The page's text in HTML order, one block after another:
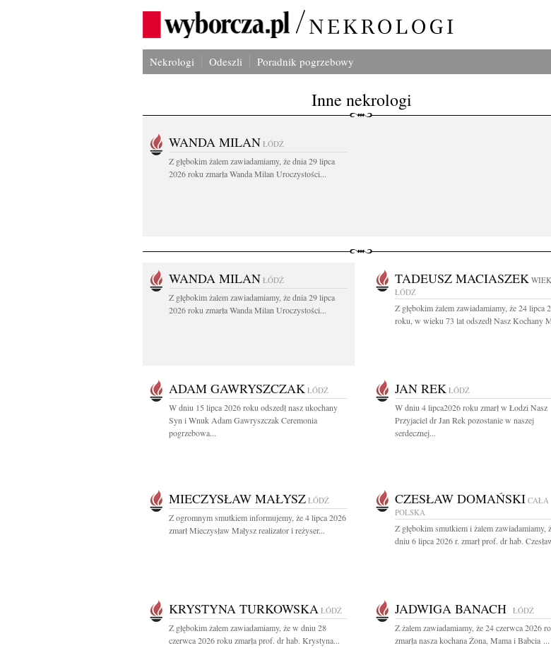
Nekrologi Odeszli Poradnik pogrzebowy
Inne nekrologi
WANDA MILAN ŁÓDŹ
Z głębokim żalem zawiadamiamy, że dnia 29 lipca
2026 roku zmarła Wanda Milan Uroczystości...
WANDA MILAN ŁÓDŹ
Z głębokim żalem zawiadamiamy, że dnia 29 lipca
2026 roku zmarła Wanda Milan Uroczystości...
TADEUSZ MACIASZEK
ŁÓDŹ
Z głębokim żalem zawiadamiamy, że 24 lipca
roku, w wieku 73 lat odszedł Nasz Kochany
ADAM GAWRYSZCZAK ŁÓDŹ
W dniu 15 lipca 2026 roku odszedł nasz ukochany
Syn i Wnuk Adam Gawryszczak Ceremonia
pogrzebowa...
JAN REK ŁÓDŹ
W dniu 4 lipca2026 roku zmarł w Łodzi Nasz
Przyjaciel dr Jan Rek pozostanie w naszej
serdecznej...
MIECZYSŁAW MAŁYSZ ŁÓDŹ
Z ogromnym smutkiem informujemy, że 4 lipca 2026
zmarł Mieczysław Małysz realizator i reżyser...
CZESŁAW DOMAŃSKI CAŁA
POLSKA
Z głębokim smutkiem i żalem zawiadamiamy,
dniu 6 lipca 2026 r. zmarł prof. dr hab.
KRYSTYNA TURKOWSKA ŁÓDŹ
Z głębokim żalem zawiadamiamy, że w dniu 28
czerwca 2026 roku zmarła prof. dr hab. Krystyna...
JADWIGA BANACH ŁÓDŹ
Z żalem zawiadamiamy, że 24 czerwca 2026
zmarła nasza kochana Żona, Mama i Babcia ...